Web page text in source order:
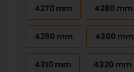
4270 mm 4280 mm
4290 mm 4300 mm
4310 mm 4320 mm